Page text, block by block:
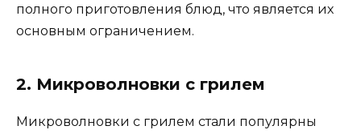
полного приготовления блюд, что является их
основным ограничением.
2. Микроволновки с грилем
Микроволновки с грилем стали популярны